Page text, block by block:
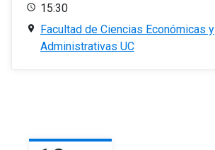
15:30
Facultad de Ciencias Económicas y
Administrativas UC